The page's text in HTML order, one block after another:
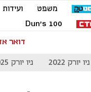
משפט
ועידות
Dun's 100
דואר
ניו יורק 2022 ניו יורק 2025